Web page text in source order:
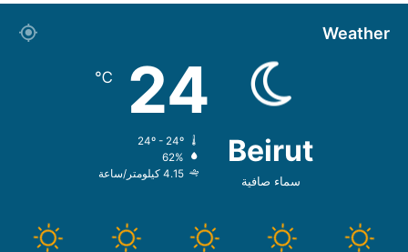
Weather
Beirut
سماء صافية
24
℃
62%
4.15 كيلومتر/ساعة